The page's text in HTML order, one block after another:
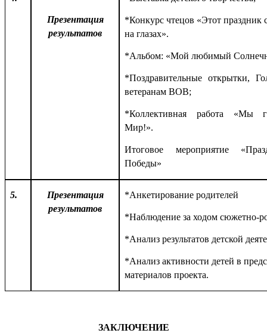
Презентация
результатов
*Конкурс чтецов «Этот праздник
на глазах».
*Альбом: «Мой любимый
*Поздравительные открытки,
ветеранам ВОВ;
*Коллективная работа «Мы
Мир!».
Итоговое мероприятие
Победы»
5.
Презентация
результатов
*Анкетирование родителей
*Наблюдение за ходом сюжетно-
*Анализ результатов детской
*Анализ активности детей в
материалов проекта.
ЗАКЛЮЧЕНИЕ